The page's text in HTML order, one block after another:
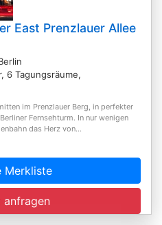
East Prenzlauer Allee
6 Tagungsräume,
im Prenzlauer Berg, in perfekter
Fernsehturm. In nur wenigen
das Herz von...
Merkliste